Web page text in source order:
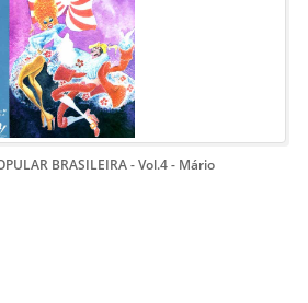
BRASILEIRA - Vol.4 - Mário